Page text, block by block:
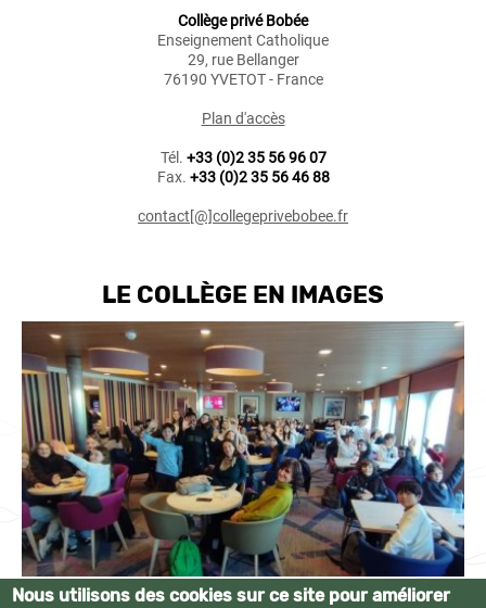
Collège privé Bobée
Enseignement Catholique
29, rue Bellanger
76190 YVETOT - France
Plan d'accès
Tél. +33 (0)2 35 56 96 07
Fax. +33 (0)2 35 56 46 88
contact[@]collegeprivebobee.fr
LE COLLÈGE EN IMAGES
Nous utilisons des cookies sur ce site pour améliorer